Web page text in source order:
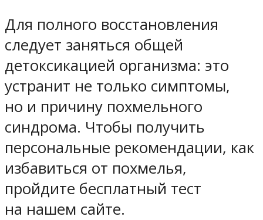
Для полного восстановления
следует заняться общей
детоксикацией организма: это
устранит не только симптомы,
но и причину похмельного
синдрома. Чтобы получить
персональные рекомендации, как
избавиться от похмелья,
пройдите бесплатный тест
на нашем сайте.